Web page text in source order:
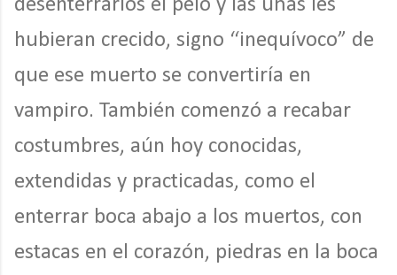
desenterrarlos el pelo y las uñas les
hubieran crecido, signo “inequívoco” de
que ese muerto se convertiría en
vampiro. También comenzó a recabar
costumbres, aún hoy conocidas,
extendidas y practicadas, como el
enterrar boca abajo a los muertos, con
estacas en el corazón, piedras en la boca